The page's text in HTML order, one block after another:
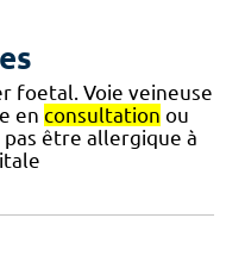
foetal. Voie veineuse
en consultation ou
être allergique à